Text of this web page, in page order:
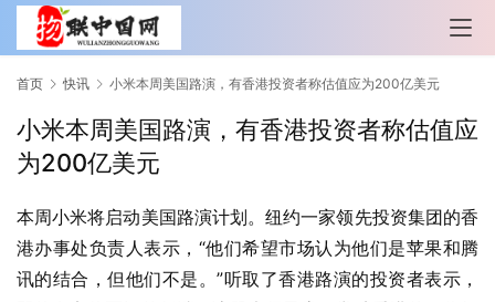
首页 快讯 小米本周美国路演，有香港投资者称估值应为200亿美元
小米本周美国路演，有香港投资者称估值应
为200亿美元
本周小米将启动美国路演计划。纽约一家领先投资集团的香
港办事处负责人表示，“他们希望市场认为他们是苹果和腾
讯的结合，但他们不是。”听取了香港路演的投资者表示，